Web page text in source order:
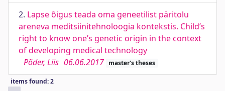
2. Lapse õigus teada oma geneetilist päritolu
areneva meditsiinitehnoloogia kontekstis. Child’s
right to know one’s genetic origin in the context
of developing medical technology
Põder, Liis 06.06.2017 master's theses
items found: 2